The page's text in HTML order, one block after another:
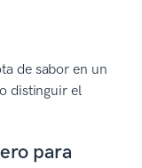
de sabor en un
distinguir el
para